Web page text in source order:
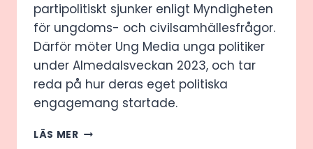
partipolitiskt sjunker enligt Myndigheten
för ungdoms- och civilsamhällesfrågor.
Därför möter Ung Media unga politiker
under Almedalsveckan 2023, och tar
reda på hur deras eget politiska
engagemang startade.
LÄS MERKDU:S